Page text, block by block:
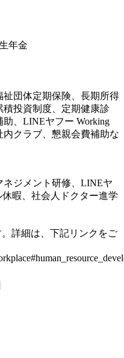
年金
団体定期保険、長期所得
投資制度、定期健康診
、LINEヤフー Working
内クラブ、懇親会費補助な
ジメント研修、LINEヤ
休暇、社会人ドクター進学
詳細は、下記リンクをご